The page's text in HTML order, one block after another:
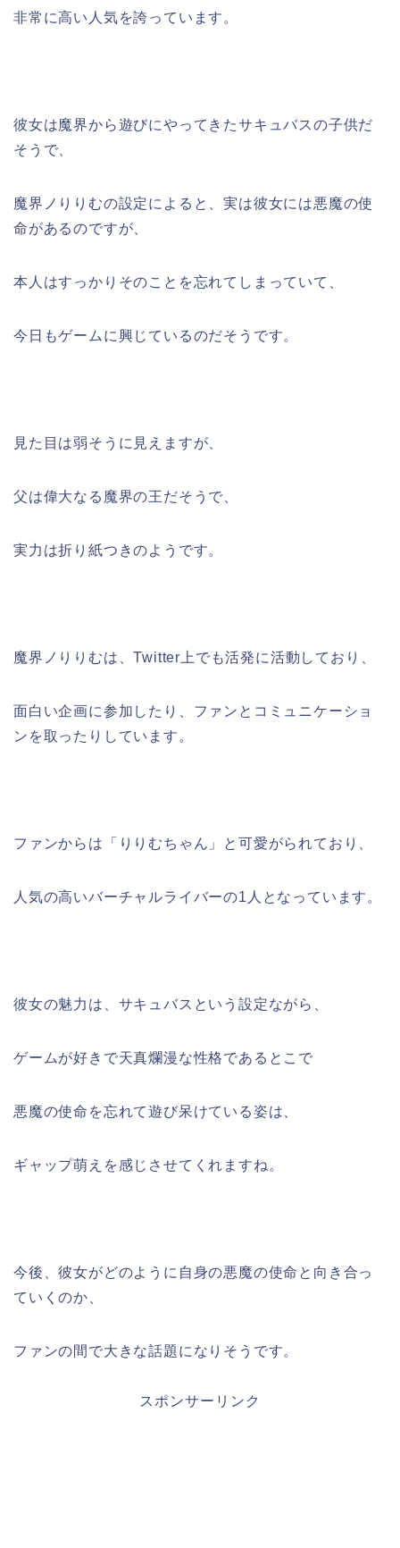
非常に高い人気を誇っています。
彼女は魔界から遊びにやってきたサキュバスの子供だ
そうで、
魔界ノりりむの設定によると、実は彼女には悪魔の使
命があるのですが、
本人はすっかりそのことを忘れてしまっていて、
今日もゲームに興じているのだそうです。
見た目は弱そうに見えますが、
父は偉大なる魔界の王だそうで、
実力は折り紙つきのようです。
魔界ノりりむは、Twitter上でも活発に活動しており、
面白い企画に参加したり、ファンとコミュニケーショ
ンを取ったりしています。
ファンからは「りりむちゃん」と可愛がられており、
人気の高いバーチャルライバーの1人となっています。
彼女の魅力は、サキュバスという設定ながら、
ゲームが好きで天真爛漫な性格であるとこで
悪魔の使命を忘れて遊び呆けている姿は、
ギャップ萌えを感じさせてくれますね。
今後、彼女がどのように自身の悪魔の使命と向き合っ
ていくのか、
ファンの間で大きな話題になりそうです。
スポンサーリンク